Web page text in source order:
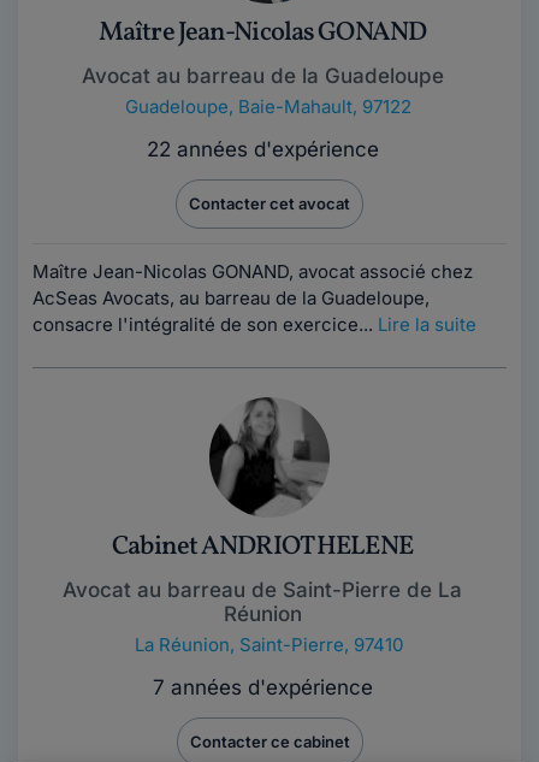
Maître Jean-Nicolas GONAND
Avocat au barreau de la Guadeloupe
Guadeloupe, Baie-Mahault, 97122
22 années d'expérience
Contacter cet avocat
Maître Jean-Nicolas GONAND, avocat associé chez
AcSeas Avocats, au barreau de la Guadeloupe,
consacre l'intégralité de son exercice... Lire la suite
Cabinet ANDRIOT HELENE
Avocat au barreau de Saint-Pierre de La
Réunion
La Réunion, Saint-Pierre, 97410
7 années d'expérience
Contacter ce cabinet